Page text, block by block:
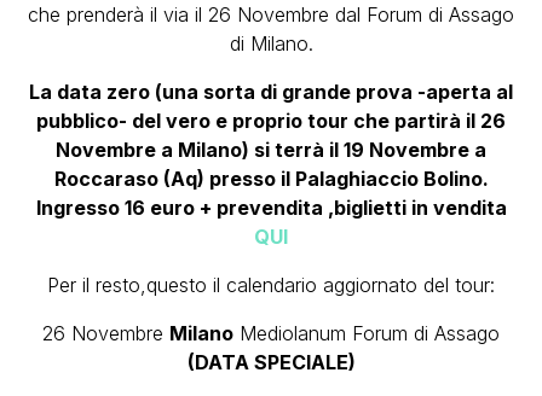
che prenderà il via il 26 Novembre dal Forum di Assago
di Milano.
La data zero (una sorta di grande prova -aperta al
pubblico- del vero e proprio tour che partirà il 26
Novembre a Milano) si terrà il 19 Novembre a
Roccaraso (Aq) presso il Palaghiaccio Bolino.
Ingresso 16 euro + prevendita ,biglietti in vendita
QUI
Per il resto,questo il calendario aggiornato del tour:
26 Novembre Milano Mediolanum Forum di Assago
(DATA SPECIALE)